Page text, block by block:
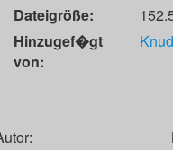
Dateigröße:
Hinzugef�gt
von: